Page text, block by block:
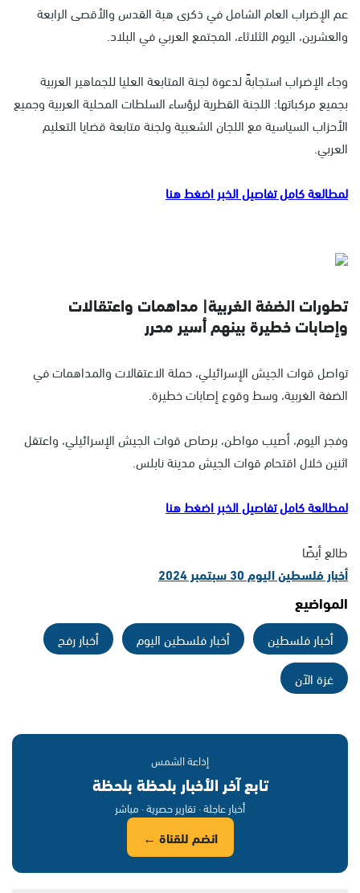
عم الإضراب العام الشامل في ذكرى هبة القدس والأقصى الرابعة
والعشرين، اليوم الثلاثاء، المجتمع العربي في البلاد.
وجاء الإضراب استجابةً لدعوة لجنة المتابعة العليا للجماهير العربية
بجميع مركباتها: اللجنة القطرية لرؤساء السلطات المحلية العربية وجميع
الأحزاب السياسية مع اللجان الشعبية ولجنة متابعة قضايا التعليم
العربي.
لمطالعة كامل تفاصيل الخبر اضغط هنا
تطورات الضفة الغربية| مداهمات واعتقالات
وإصابات خطيرة بينهم أسير محرر
تواصل قوات الجيش الإسرائيلي، حملة الاعتقالات والمداهمات في
الضفة الغربية، وسط وقوع إصابات خطيرة.
وفجر اليوم، أصيب مواطن، برصاص قوات الجيش الإسرائيلي، واعتقل
اثنين خلال اقتحام قوات الجيش مدينة نابلس.
لمطالعة كامل تفاصيل الخبر اضغط هنا
طالع أيضًا
أخبار فلسطين اليوم 30 سبتمبر 2024
المواضيع
أخبار فلسطين أخبار فلسطين اليوم
أخبار رفح
غزة الآن
إذاعة الشمس
تابع آخر الأخبار بلحظة بلحظة
أخبار عاجلة · تقارير حصرية · مباشر
انضم للقناة ←